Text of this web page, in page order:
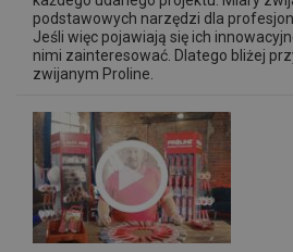
podstawowych narzędzi dla
Jeśli więc pojawiają się ich
nimi zainteresować. Dlatego bliżej
zwijanym Proline.